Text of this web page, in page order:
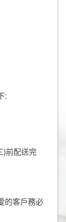
:
)前配送完
的客戶務必